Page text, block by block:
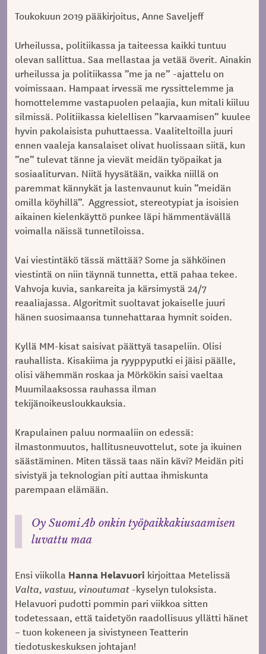
Toukokuun 2019 pääkirjoitus, Anne Saveljeff
Urheilussa, politiikassa ja taiteessa kaikki tuntuu
olevan sallittua. Saa mellastaa ja vetää överit. Ainakin
urheilussa ja politiikassa ”me ja ne” -ajattelu on
voimissaan. Hampaat irvessä me ryssittelemme ja
homottelemme vastapuolen pelaajia, kun mitali kiiluu
silmissä. Politiikassa kielellisen ”karvaamisen” kuulee
hyvin pakolaisista puhuttaessa. Vaaliteltoilla juuri
ennen vaaleja kansalaiset olivat huolissaan siitä, kun
”ne” tulevat tänne ja vievät meidän työpaikat ja
sosiaaliturvan. Niitä hyysätään, vaikka niillä on
paremmat kännykät ja lastenvaunut kuin ”meidän
omilla köyhillä”. Aggressiot, stereotypiat ja isoisien
aikainen kielenkäyttö punkee läpi hämmentävällä
voimalla näissä tunnetiloissa.
Vai viestintäkö tässä mättää? Some ja sähköinen
viestintä on niin täynnä tunnetta, että pahaa tekee.
Vahvoja kuvia, sankareita ja kärsimystä 24/7
reaaliajassa. Algoritmit suoltavat jokaiselle juuri
hänen suosimaansa tunnehattaraa hymnit soiden.
Kyllä MM-kisat saisivat päättyä tasapeliin. Olisi
rauhallista. Kisakiima ja ryyppyputki ei jäisi päälle,
olisi vähemmän roskaa ja Mörkökin saisi vaeltaa
Muumilaaksossa rauhassa ilman
tekijänoikeusloukkauksia.
Krapulainen paluu normaaliin on edessä:
ilmastonmuutos, hallitusneuvottelut, sote ja ikuinen
säästäminen. Miten tässä taas näin kävi? Meidän piti
sivistyä ja teknologian piti auttaa ihmiskunta
parempaan elämään.
Oy Suomi Ab onkin työpaikkakiusaamisen
luvattu maa
Ensi viikolla Hanna Helavuori kirjoittaa Metelissä
Valta, vastuu, vinoutumat-kyselyn tuloksista.
Helavuori pudotti pommin pari viikkoa sitten
todetessaan, että taidetyön raadollisuus yllätti hänet
– tuon kokeneen ja sivistyneen Teatterin
tiedotuskeskuksen johtajan!